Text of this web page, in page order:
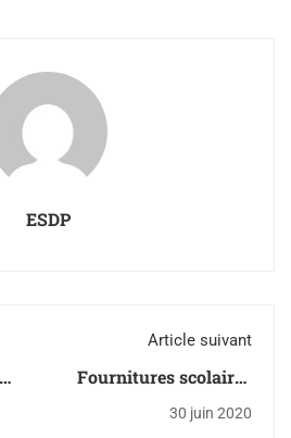
ESDP
Article suivant
Fournitures scolaires
année scolaire 2020-
2021
30 juin 2020